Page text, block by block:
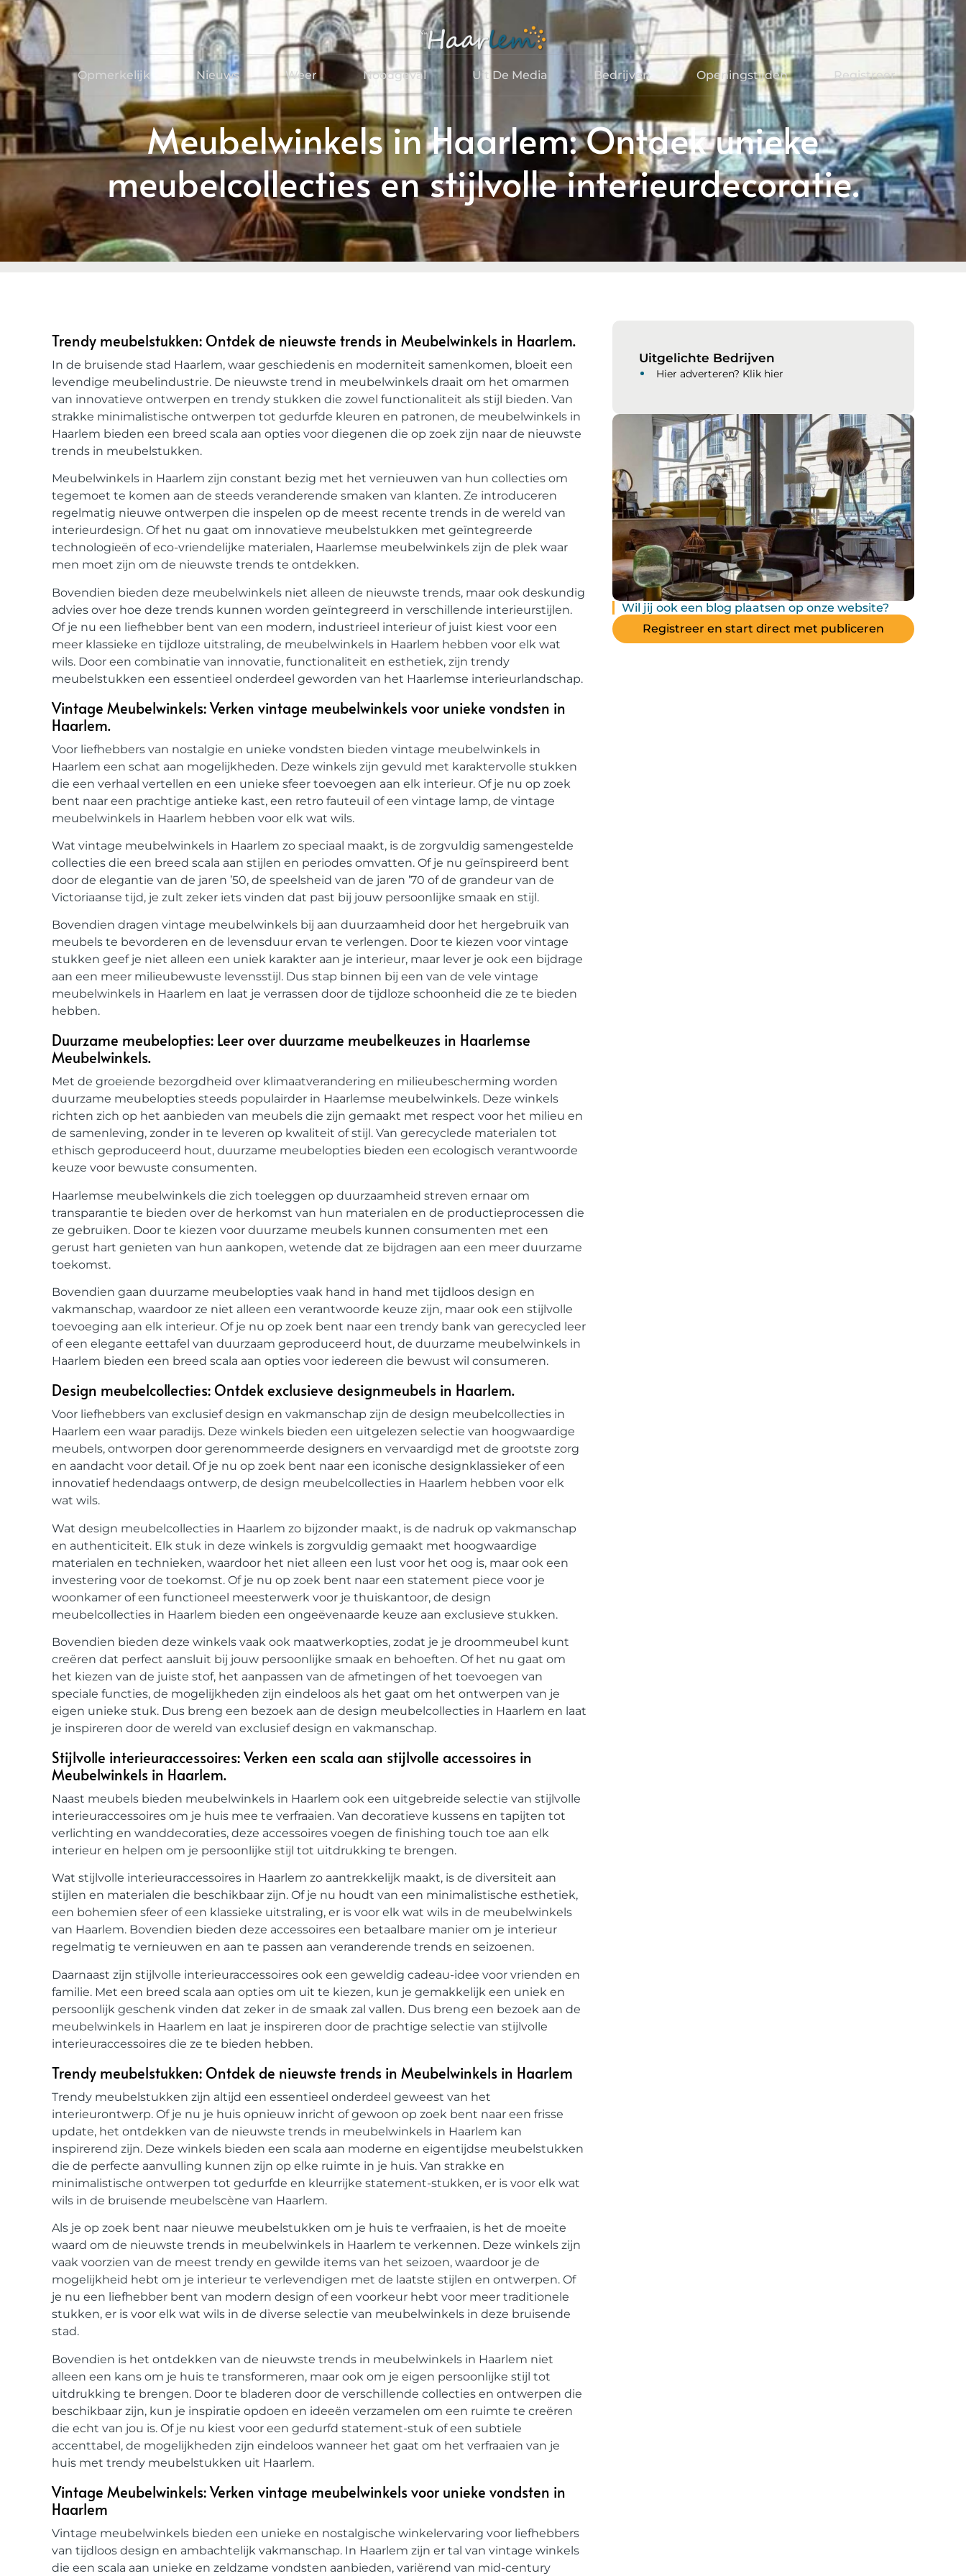
Opmerkelijk Nieuws Weer Noodgeval Uit De Media Bedrijven Openingstijden Registreer
Meubelwinkels in Haarlem: Ontdek unieke
meubelcollecties en stijlvolle interieurdecoratie.
Trendy meubelstukken: Ontdek de nieuwste trends in Meubelwinkels in Haarlem.
In de bruisende stad Haarlem, waar geschiedenis en moderniteit samenkomen, bloeit een
levendige meubelindustrie. De nieuwste trend in meubelwinkels draait om het omarmen
van innovatieve ontwerpen en trendy stukken die zowel functionaliteit als stijl bieden. Van
strakke minimalistische ontwerpen tot gedurfde kleuren en patronen, de meubelwinkels in
Haarlem bieden een breed scala aan opties voor diegenen die op zoek zijn naar de nieuwste
trends in meubelstukken.
Meubelwinkels in Haarlem zijn constant bezig met het vernieuwen van hun collecties om
tegemoet te komen aan de steeds veranderende smaken van klanten. Ze introduceren
regelmatig nieuwe ontwerpen die inspelen op de meest recente trends in de wereld van
interieurdesign. Of het nu gaat om innovatieve meubelstukken met geïntegreerde
technologieën of eco-vriendelijke materialen, Haarlemse meubelwinkels zijn de plek waar
men moet zijn om de nieuwste trends te ontdekken.
Bovendien bieden deze meubelwinkels niet alleen de nieuwste trends, maar ook deskundig
advies over hoe deze trends kunnen worden geïntegreerd in verschillende interieurstijlen.
Of je nu een liefhebber bent van een modern, industrieel interieur of juist kiest voor een
meer klassieke en tijdloze uitstraling, de meubelwinkels in Haarlem hebben voor elk wat
wils. Door een combinatie van innovatie, functionaliteit en esthetiek, zijn trendy
meubelstukken een essentieel onderdeel geworden van het Haarlemse interieurlandschap.
Vintage Meubelwinkels: Verken vintage meubelwinkels voor unieke vondsten in
Haarlem.
Voor liefhebbers van nostalgie en unieke vondsten bieden vintage meubelwinkels in
Haarlem een schat aan mogelijkheden. Deze winkels zijn gevuld met karaktervolle stukken
die een verhaal vertellen en een unieke sfeer toevoegen aan elk interieur. Of je nu op zoek
bent naar een prachtige antieke kast, een retro fauteuil of een vintage lamp, de vintage
meubelwinkels in Haarlem hebben voor elk wat wils.
Wat vintage meubelwinkels in Haarlem zo speciaal maakt, is de zorgvuldig samengestelde
collecties die een breed scala aan stijlen en periodes omvatten. Of je nu geïnspireerd bent
door de elegantie van de jaren ’50, de speelsheid van de jaren ’70 of de grandeur van de
Victoriaanse tijd, je zult zeker iets vinden dat past bij jouw persoonlijke smaak en stijl.
Bovendien dragen vintage meubelwinkels bij aan duurzaamheid door het hergebruik van
meubels te bevorderen en de levensduur ervan te verlengen. Door te kiezen voor vintage
stukken geef je niet alleen een uniek karakter aan je interieur, maar lever je ook een bijdrage
aan een meer milieubewuste levensstijl. Dus stap binnen bij een van de vele vintage
meubelwinkels in Haarlem en laat je verrassen door de tijdloze schoonheid die ze te bieden
hebben.
Duurzame meubelopties: Leer over duurzame meubelkeuzes in Haarlemse
Meubelwinkels.
Met de groeiende bezorgdheid over klimaatverandering en milieubescherming worden
duurzame meubelopties steeds populairder in Haarlemse meubelwinkels. Deze winkels
richten zich op het aanbieden van meubels die zijn gemaakt met respect voor het milieu en
de samenleving, zonder in te leveren op kwaliteit of stijl. Van gerecyclede materialen tot
ethisch geproduceerd hout, duurzame meubelopties bieden een ecologisch verantwoorde
keuze voor bewuste consumenten.
Haarlemse meubelwinkels die zich toeleggen op duurzaamheid streven ernaar om
transparantie te bieden over de herkomst van hun materialen en de productieprocessen die
ze gebruiken. Door te kiezen voor duurzame meubels kunnen consumenten met een
gerust hart genieten van hun aankopen, wetende dat ze bijdragen aan een meer duurzame
toekomst.
Bovendien gaan duurzame meubelopties vaak hand in hand met tijdloos design en
vakmanschap, waardoor ze niet alleen een verantwoorde keuze zijn, maar ook een stijlvolle
toevoeging aan elk interieur. Of je nu op zoek bent naar een trendy bank van gerecycled leer
of een elegante eettafel van duurzaam geproduceerd hout, de duurzame meubelwinkels in
Haarlem bieden een breed scala aan opties voor iedereen die bewust wil consumeren.
Design meubelcollecties: Ontdek exclusieve designmeubels in Haarlem.
Voor liefhebbers van exclusief design en vakmanschap zijn de design meubelcollecties in
Haarlem een waar paradijs. Deze winkels bieden een uitgelezen selectie van hoogwaardige
meubels, ontworpen door gerenommeerde designers en vervaardigd met de grootste zorg
en aandacht voor detail. Of je nu op zoek bent naar een iconische designklassieker of een
innovatief hedendaags ontwerp, de design meubelcollecties in Haarlem hebben voor elk
wat wils.
Wat design meubelcollecties in Haarlem zo bijzonder maakt, is de nadruk op vakmanschap
en authenticiteit. Elk stuk in deze winkels is zorgvuldig gemaakt met hoogwaardige
materialen en technieken, waardoor het niet alleen een lust voor het oog is, maar ook een
investering voor de toekomst. Of je nu op zoek bent naar een statement piece voor je
woonkamer of een functioneel meesterwerk voor je thuiskantoor, de design
meubelcollecties in Haarlem bieden een ongeëvenaarde keuze aan exclusieve stukken.
Bovendien bieden deze winkels vaak ook maatwerkopties, zodat je je droommeubel kunt
creëren dat perfect aansluit bij jouw persoonlijke smaak en behoeften. Of het nu gaat om
het kiezen van de juiste stof, het aanpassen van de afmetingen of het toevoegen van
speciale functies, de mogelijkheden zijn eindeloos als het gaat om het ontwerpen van je
eigen unieke stuk. Dus breng een bezoek aan de design meubelcollecties in Haarlem en laat
je inspireren door de wereld van exclusief design en vakmanschap.
Stijlvolle interieuraccessoires: Verken een scala aan stijlvolle accessoires in
Meubelwinkels in Haarlem.
Naast meubels bieden meubelwinkels in Haarlem ook een uitgebreide selectie van stijlvolle
interieuraccessoires om je huis mee te verfraaien. Van decoratieve kussens en tapijten tot
verlichting en wanddecoraties, deze accessoires voegen de finishing touch toe aan elk
interieur en helpen om je persoonlijke stijl tot uitdrukking te brengen.
Wat stijlvolle interieuraccessoires in Haarlem zo aantrekkelijk maakt, is de diversiteit aan
stijlen en materialen die beschikbaar zijn. Of je nu houdt van een minimalistische esthetiek,
een bohemien sfeer of een klassieke uitstraling, er is voor elk wat wils in de meubelwinkels
van Haarlem. Bovendien bieden deze accessoires een betaalbare manier om je interieur
regelmatig te vernieuwen en aan te passen aan veranderende trends en seizoenen.
Daarnaast zijn stijlvolle interieuraccessoires ook een geweldig cadeau-idee voor vrienden en
familie. Met een breed scala aan opties om uit te kiezen, kun je gemakkelijk een uniek en
persoonlijk geschenk vinden dat zeker in de smaak zal vallen. Dus breng een bezoek aan de
meubelwinkels in Haarlem en laat je inspireren door de prachtige selectie van stijlvolle
interieuraccessoires die ze te bieden hebben.
Trendy meubelstukken: Ontdek de nieuwste trends in Meubelwinkels in Haarlem
Trendy meubelstukken zijn altijd een essentieel onderdeel geweest van het
interieurontwerp. Of je nu je huis opnieuw inricht of gewoon op zoek bent naar een frisse
update, het ontdekken van de nieuwste trends in meubelwinkels in Haarlem kan
inspirerend zijn. Deze winkels bieden een scala aan moderne en eigentijdse meubelstukken
die de perfecte aanvulling kunnen zijn op elke ruimte in je huis. Van strakke en
minimalistische ontwerpen tot gedurfde en kleurrijke statement-stukken, er is voor elk wat
wils in de bruisende meubelscène van Haarlem.
Als je op zoek bent naar nieuwe meubelstukken om je huis te verfraaien, is het de moeite
waard om de nieuwste trends in meubelwinkels in Haarlem te verkennen. Deze winkels zijn
vaak voorzien van de meest trendy en gewilde items van het seizoen, waardoor je de
mogelijkheid hebt om je interieur te verlevendigen met de laatste stijlen en ontwerpen. Of
je nu een liefhebber bent van modern design of een voorkeur hebt voor meer traditionele
stukken, er is voor elk wat wils in de diverse selectie van meubelwinkels in deze bruisende
stad.
Bovendien is het ontdekken van de nieuwste trends in meubelwinkels in Haarlem niet
alleen een kans om je huis te transformeren, maar ook om je eigen persoonlijke stijl tot
uitdrukking te brengen. Door te bladeren door de verschillende collecties en ontwerpen die
beschikbaar zijn, kun je inspiratie opdoen en ideeën verzamelen om een ruimte te creëren
die echt van jou is. Of je nu kiest voor een gedurfd statement-stuk of een subtiele
accenttabel, de mogelijkheden zijn eindeloos wanneer het gaat om het verfraaien van je
huis met trendy meubelstukken uit Haarlem.
Vintage Meubelwinkels: Verken vintage meubelwinkels voor unieke vondsten in
Haarlem
Vintage meubelwinkels bieden een unieke en nostalgische winkelervaring voor liefhebbers
van tijdloos design en ambachtelijk vakmanschap. In Haarlem zijn er tal van vintage winkels
die een scala aan unieke en zeldzame vondsten aanbieden, variërend van mid-century
Uitgelichte Bedrijven
Hier adverteren? Klik hier
Wil jij ook een blog plaatsen op onze website?
Registreer en start direct met publiceren